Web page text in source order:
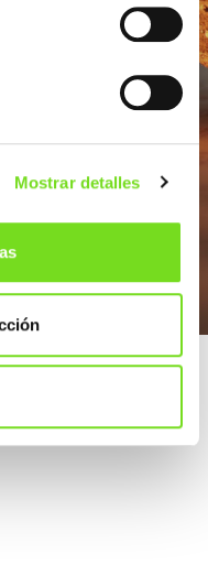
Mostrar detalles
las últimas
y